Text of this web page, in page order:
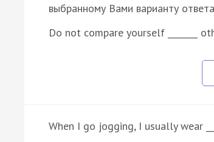
выбранному Вами варианту
Do not compare yourself _______
When I go jogging, I usually wear